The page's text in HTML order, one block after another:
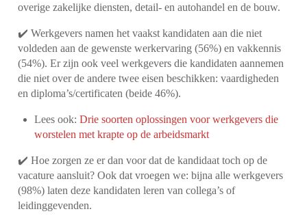
overige zakelijke diensten, detail- en autohandel en de bouw.
✔️ Werkgevers namen het vaakst kandidaten aan die niet
voldeden aan de gewenste werkervaring (56%) en vakkennis
(54%). Er zijn ook veel werkgevers die kandidaten aannemen
die niet over de andere twee eisen beschikken: vaardigheden
en diploma’s/certificaten (beide 46%).
Lees ook:Drie soorten oplossingen voor werkgevers die
worstelen met krapte op de arbeidsmarkt
✔️ Hoe zorgen ze er dan voor dat de kandidaat toch op de
vacature aansluit? Ook dat vroegen we: bijna alle werkgevers
(98%) laten deze kandidaten leren van collega’s of
leidinggevenden.